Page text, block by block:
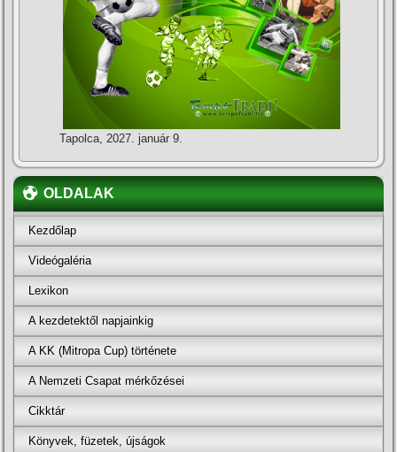
Tapolca, 2027. január 9.
OLDALAK
Kezdőlap
Videógaléria
Lexikon
A kezdetektől napjainkig
A KK (Mitropa Cup) története
A Nemzeti Csapat mérkőzései
Cikktár
Könyvek, füzetek, újságok